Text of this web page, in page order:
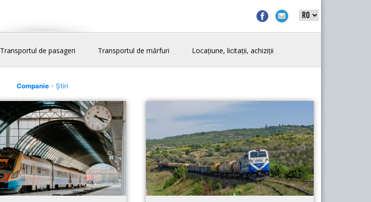
Transportul de pasageri Transportul de mărfuri Locațiune, licitații, achiziții
Companie- Știri